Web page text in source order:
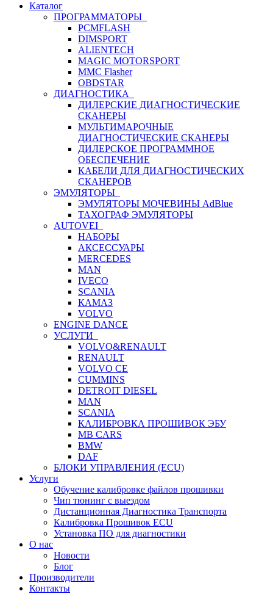
Каталог
ПРОГРАММАТОРЫ
PCMFLASH
DIMSPORT
ALIENTECH
MAGIC MOTORSPORT
MMC Flasher
OBDSTAR
ДИАГНОСТИКА
ДИЛЕРСКИЕ ДИАГНОСТИЧЕСКИЕ
СКАНЕРЫ
МУЛЬТИМАРОЧНЫЕ
ДИАГНОСТИЧЕСКИЕ СКАНЕРЫ
ДИЛЕРСКОЕ ПРОГРАММНОЕ
ОБЕСПЕЧЕНИЕ
КАБЕЛИ ДЛЯ ДИАГНОСТИЧЕСКИХ
СКАНЕРОВ
ЭМУЛЯТОРЫ
ЭМУЛЯТОРЫ МОЧЕВИНЫ АdBlue
ТАХОГРАФ ЭМУЛЯТОРЫ
AUTOVEI
НАБОРЫ
АКСЕССУАРЫ
MERCEDES
MAN
IVECO
SCANIA
КАМАЗ
VOLVO
ENGINE DANCE
УСЛУГИ
VOLVO&RENAULT
RENAULT
VOLVO CE
CUMMINS
DETROIT DIESEL
MAN
SCANIA
КАЛИБРОВКА ПРОШИВОК ЭБУ
MB CARS
BMW
DAF
БЛОКИ УПРАВЛЕНИЯ (ECU)
Услуги
Обучение калибровке файлов прошивки
Чип тюнинг с выездом
Дистанционная Диагностика Транспорта
Калибровка Прошивок ECU
Установка ПО для диагностики
О нас
Новости
Блог
Производители
Контакты